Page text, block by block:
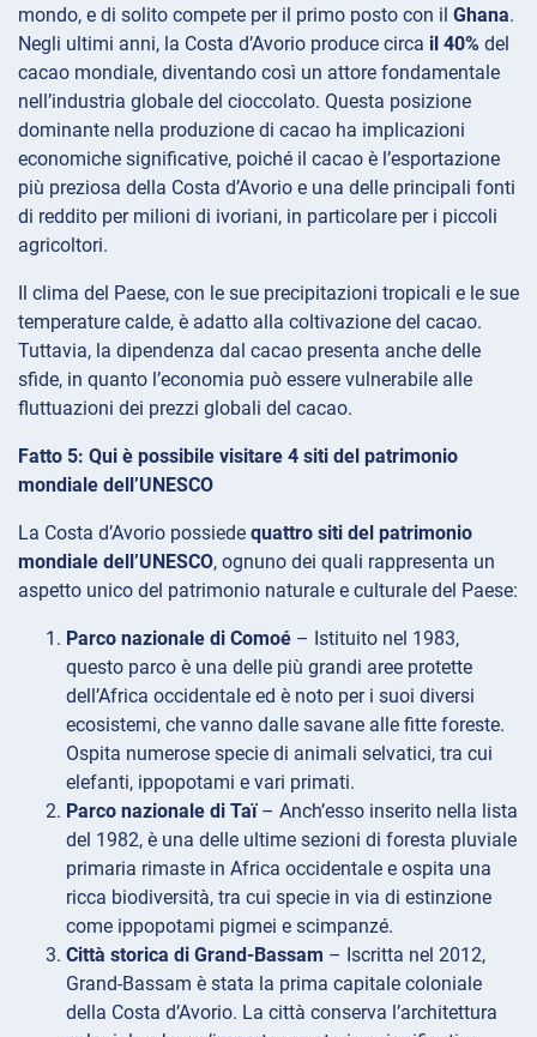
mondo, e di solito compete per il primo posto con il Ghana.
Negli ultimi anni, la Costa d’Avorio produce circa il 40% del
cacao mondiale, diventando così un attore fondamentale
nell’industria globale del cioccolato. Questa posizione
dominante nella produzione di cacao ha implicazioni
economiche significative, poiché il cacao è l’esportazione
più preziosa della Costa d’Avorio e una delle principali fonti
di reddito per milioni di ivoriani, in particolare per i piccoli
agricoltori.
Il clima del Paese, con le sue precipitazioni tropicali e le sue
temperature calde, è adatto alla coltivazione del cacao.
Tuttavia, la dipendenza dal cacao presenta anche delle
sfide, in quanto l’economia può essere vulnerabile alle
fluttuazioni dei prezzi globali del cacao.
Fatto 5: Qui è possibile visitare 4 siti del patrimonio
mondiale dell’UNESCO
La Costa d’Avorio possiede quattro siti del patrimonio
mondiale dell’UNESCO, ognuno dei quali rappresenta un
aspetto unico del patrimonio naturale e culturale del Paese:
Parco nazionale di Comoé – Istituito nel 1983,
questo parco è una delle più grandi aree protette
dell’Africa occidentale ed è noto per i suoi diversi
ecosistemi, che vanno dalle savane alle fitte foreste.
Ospita numerose specie di animali selvatici, tra cui
elefanti, ippopotami e vari primati.
Parco nazionale di Taï– Anch’esso inserito nella lista
del 1982, è una delle ultime sezioni di foresta pluviale
primaria rimaste in Africa occidentale e ospita una
ricca biodiversità, tra cui specie in via di estinzione
come ippopotami pigmei e scimpanzé.
Città storica di Grand-Bassam – Iscritta nel 2012,
Grand-Bassam è stata la prima capitale coloniale
della Costa d’Avorio. La città conserva l’architettura